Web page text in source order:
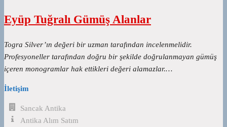
Eyüp Tuğralı Gümüş Alanlar
Togra Silver’ın değeri bir uzman tarafından incelenmelidir.
Profesyoneller tarafından doğru bir şekilde doğrulanmayan gümüş
içeren monogramlar hak ettikleri değeri alamazlar.…
İletişim
Sancak Antika
Antika Alım Satım